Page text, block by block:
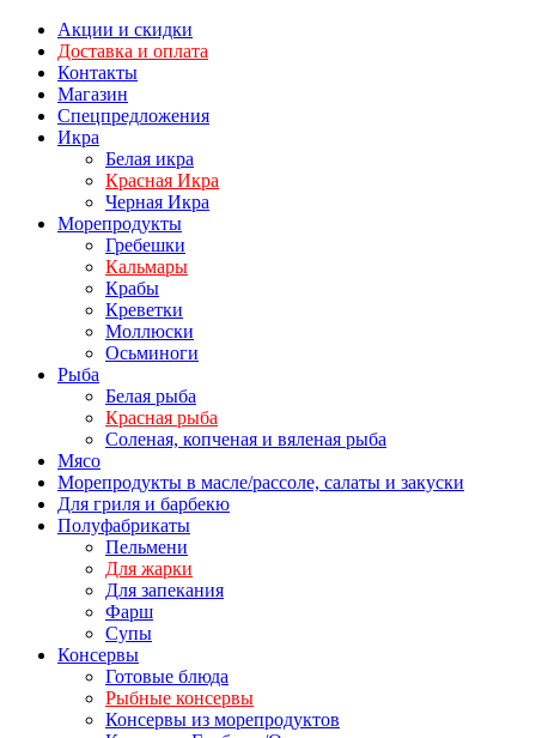
Акции и скидки
Доставка и оплата
Контакты
Магазин
Спецпредложения
Икра
Белая икра
Красная Икра
Черная Икра
Морепродукты
Гребешки
Кальмары
Крабы
Креветки
Моллюски
Осьминоги
Рыба
Белая рыба
Красная рыба
Соленая, копченая и вяленая рыба
Мясо
Морепродукты в масле/рассоле, салаты и закуски
Для гриля и барбекю
Полуфабрикаты
Пельмени
Для жарки
Для запекания
Фарш
Супы
Консервы
Готовые блюда
Рыбные консервы
Консервы из морепродуктов